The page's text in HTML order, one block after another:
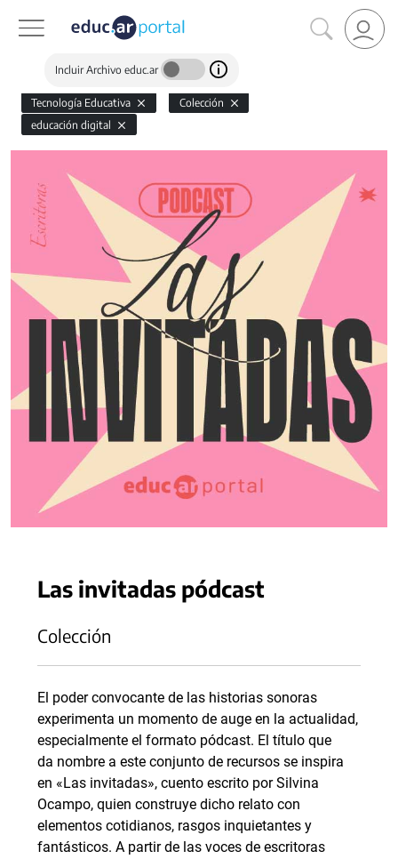
Incluir Archivo educ.ar
Tecnología Educativa
Colección
educación digital
Las invitadas pódcast
Colección
El poder convocante de las historias sonoras
experimenta un momento de auge en la actualidad,
especialmente el formato pódcast. El título que
da nombre a este conjunto de recursos se inspira
en «Las invitadas», cuento escrito por Silvina
Ocampo, quien construye dicho relato con
elementos cotidianos, rasgos inquietantes y
fantásticos. A partir de las voces de escritoras